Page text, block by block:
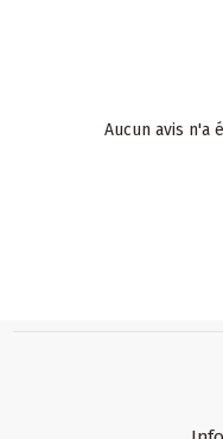
Aucun avis n'a